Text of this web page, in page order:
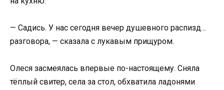
— Садись. У нас сегодня вечер душевного распизд…
разговора, — сказала с лукавым прищуром.
Олеся засмеялась впервые по-настоящему. Сняла
тёплый свитер, села за стол, обхватила ладонями